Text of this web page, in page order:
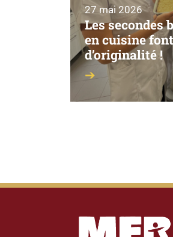
27 mai 2026
Les secondes
en cuisine
d’originalité !
publications